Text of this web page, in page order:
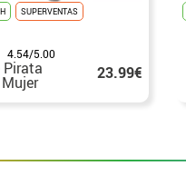
SUPERVENTAS
4.54/5.00
Pirata 23.99€